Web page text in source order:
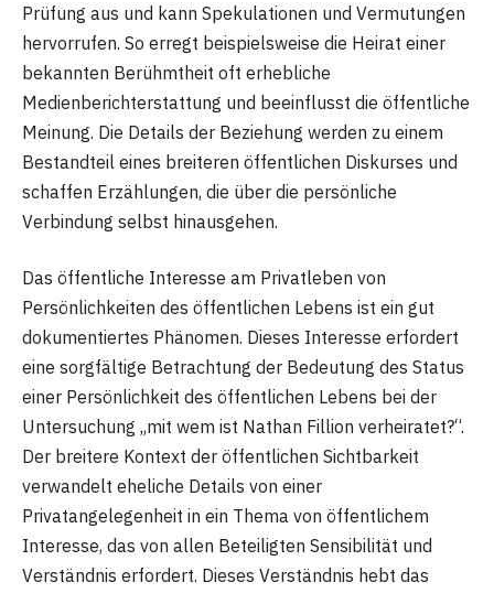
Prüfung aus und kann Spekulationen und Vermutungen
hervorrufen. So erregt beispielsweise die Heirat einer
bekannten Berühmtheit oft erhebliche
Medienberichterstattung und beeinflusst die öffentliche
Meinung. Die Details der Beziehung werden zu einem
Bestandteil eines breiteren öffentlichen Diskurses und
schaffen Erzählungen, die über die persönliche
Verbindung selbst hinausgehen.
Das öffentliche Interesse am Privatleben von
Persönlichkeiten des öffentlichen Lebens ist ein gut
dokumentiertes Phänomen. Dieses Interesse erfordert
eine sorgfältige Betrachtung der Bedeutung des Status
einer Persönlichkeit des öffentlichen Lebens bei der
Untersuchung „mit wem ist Nathan Fillion verheiratet?“.
Der breitere Kontext der öffentlichen Sichtbarkeit
verwandelt eheliche Details von einer
Privatangelegenheit in ein Thema von öffentlichem
Interesse, das von allen Beteiligten Sensibilität und
Verständnis erfordert. Dieses Verständnis hebt das